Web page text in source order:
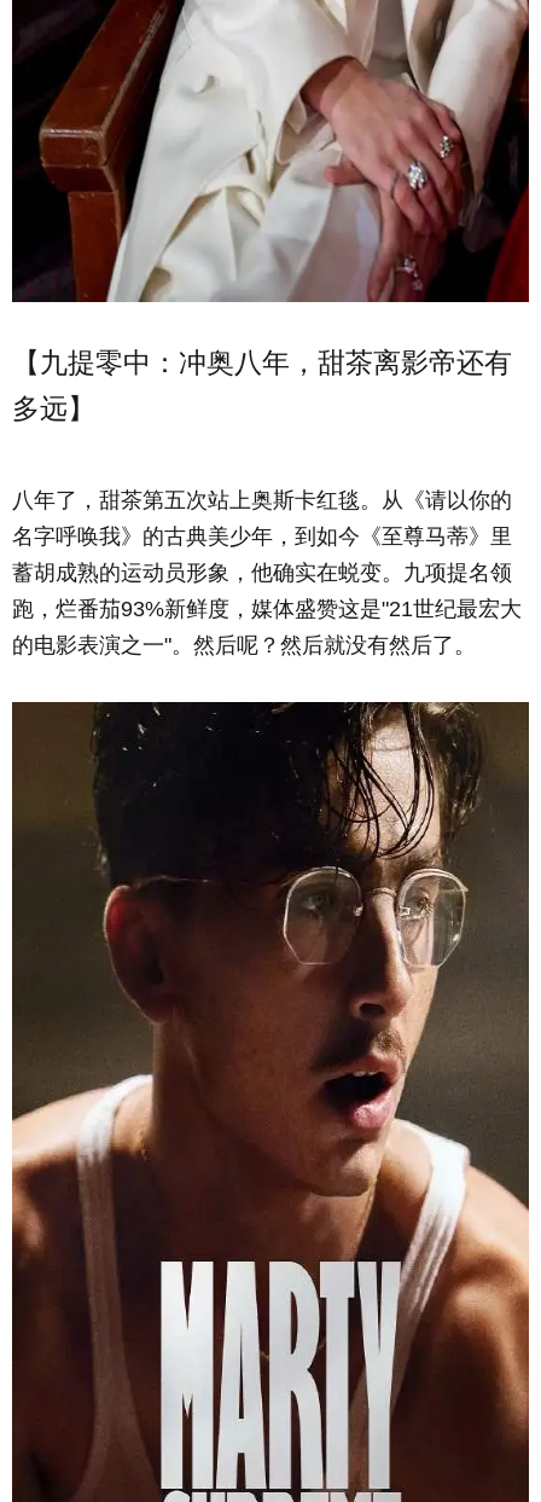
【九提零中：冲奥八年，甜茶离影帝还有
多远】
八年了，甜茶第五次站上奥斯卡红毯。从《请以你的
名字呼唤我》的古典美少年，到如今《至尊马蒂》里
蓄胡成熟的运动员形象，他确实在蜕变。九项提名领
跑，烂番茄93%新鲜度，媒体盛赞这是"21世纪最宏大
的电影表演之一"。然后呢？然后就没有然后了。